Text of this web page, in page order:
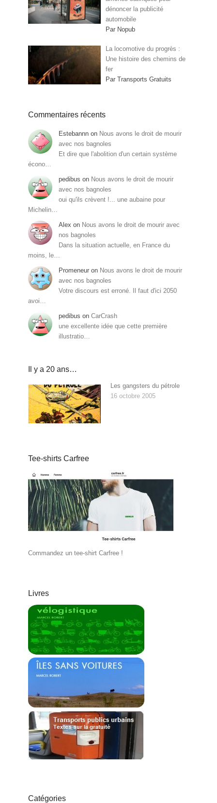
dénoncer la publicité
automobile
Par Nopub
La locomotive du progrès :
Une histoire des chemins de
fer
Par Transports Gratuits
Commentaires récents
Estebannn on Nous avons le droit de mourir
avec nos bagnoles
Et dire que l'abolition d'un certain système
écono…
pedibus on Nous avons le droit de mourir
avec nos bagnoles
oui qu'ils crèvent !... une aubaine pour
Michelin…
Alex on Nous avons le droit de mourir avec
nos bagnoles
Dans la situation actuelle, en France du
moins, le…
Promeneur on Nous avons le droit de mourir
avec nos bagnoles
Votre discours est erroné. Il faut d'ici 2050
avoi…
pedibus on CarCrash
une excellente idée que cette première
illustratio…
Il y a 20 ans…
Les gangsters du pétrole
16 octobre 2005
Tee-shirts Carfree
Commandez un tee-shirt Carfree !
Livres
Catégories